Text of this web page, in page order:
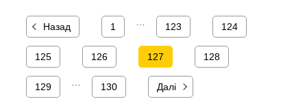
Назад 1 123 124
125 126 127 128
129 130 Далі